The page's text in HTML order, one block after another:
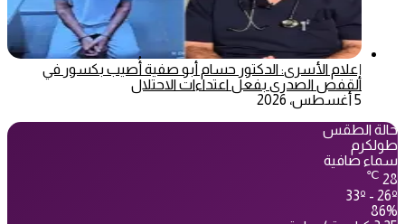
إعلام الأسرى: الدكتور حسام أبو صفية أُصيب بكسور في
القفص الصدري بفعل اعتداءات الاحتلال
5 أغسطس، 2026
حالة الطقس
طولكرم
سماء صافية
28
℃
33º - 26º
86%